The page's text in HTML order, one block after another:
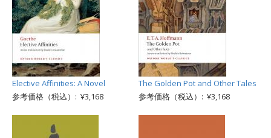
Elective Affinities: A Novel
参考価格（税込）: ¥3,168
The Golden Pot and Other Tales
参考価格（税込）: ¥3,168